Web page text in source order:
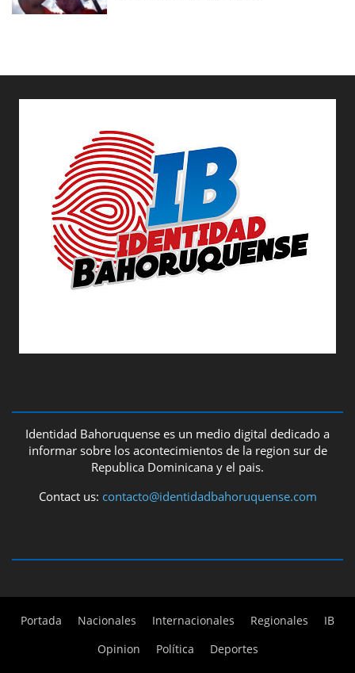
Identidad Bahoruquense es un medio digital dedicado a
informar sobre los acontecimientos de la region sur de
Republica Dominicana y el pais.
Contact us: contacto@identidadbahoruquense.com
Portada Nacionales Internacionales Regionales
IB
Opinion
Política Deportes